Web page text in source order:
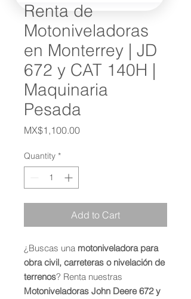
Renta de
Motoniveladoras
en Monterrey | JD
672 y CAT 140H |
Maquinaria
Pesada
MX$1,100.00Price
Quantity *
Add to Cart
¿Buscas una motoniveladora para
obra civil, carreteras o nivelación de
terrenos? Renta nuestras
Motoniveladoras John Deere 672 y